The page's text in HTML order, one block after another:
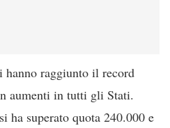
hanno raggiunto il record
aumenti in tutti gli Stati.
ha superato quota 240.000 e